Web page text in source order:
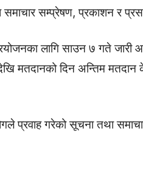
समाचार सम्प्रेषण, प्रकाशन र
प्रयोजनका लागि साउन ७ गते
मतदानको दिन अन्तिम
प्रवाह गरेको सूचना तथा